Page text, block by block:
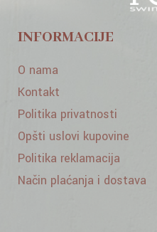
INFORMACIJE
O nama
Kontakt
Politika privatnosti
Opšti uslovi kupovine
Politika reklamacija
Način plaćanja i dostava